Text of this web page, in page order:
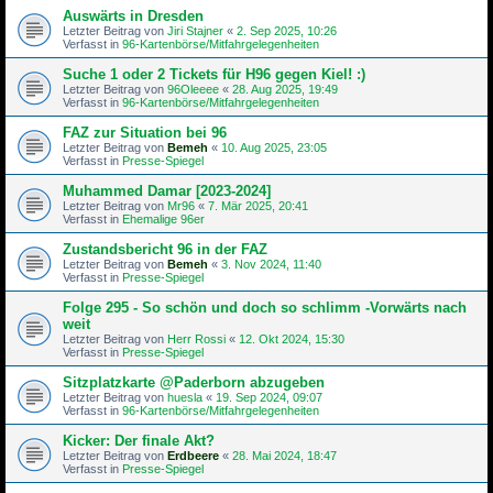
Auswärts in Dresden
Letzter Beitrag von Jiri Stajner « 2. Sep 2025, 10:26
Verfasst in 96-Kartenbörse/Mitfahrgelegenheiten
Suche 1 oder 2 Tickets für H96 gegen Kiel! :)
Letzter Beitrag von 96Oleeee « 28. Aug 2025, 19:49
Verfasst in 96-Kartenbörse/Mitfahrgelegenheiten
FAZ zur Situation bei 96
Letzter Beitrag von Bemeh « 10. Aug 2025, 23:05
Verfasst in Presse-Spiegel
Muhammed Damar [2023-2024]
Letzter Beitrag von Mr96 « 7. Mär 2025, 20:41
Verfasst in Ehemalige 96er
Zustandsbericht 96 in der FAZ
Letzter Beitrag von Bemeh « 3. Nov 2024, 11:40
Verfasst in Presse-Spiegel
Folge 295 - So schön und doch so schlimm -Vorwärts nach
weit
Letzter Beitrag von Herr Rossi « 12. Okt 2024, 15:30
Verfasst in Presse-Spiegel
Sitzplatzkarte @Paderborn abzugeben
Letzter Beitrag von huesla « 19. Sep 2024, 09:07
Verfasst in 96-Kartenbörse/Mitfahrgelegenheiten
Kicker: Der finale Akt?
Letzter Beitrag von Erdbeere « 28. Mai 2024, 18:47
Verfasst in Presse-Spiegel